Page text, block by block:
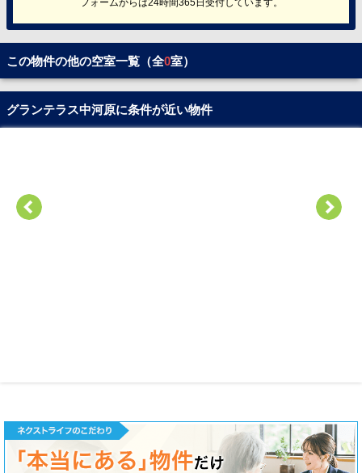
フォームからは24時間365日受付しています。
この物件の他の空室一覧（全0室）
グランテラス中河原に条件が近い物件